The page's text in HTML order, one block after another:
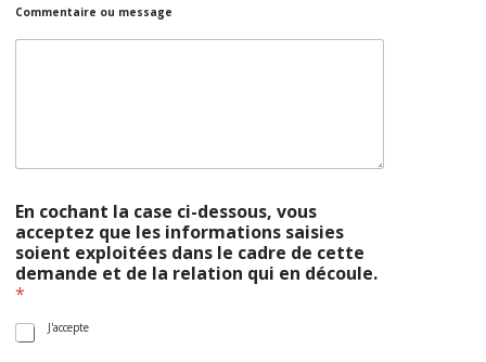
Commentaire ou message
e
m
a
n
d
r
En cochant la case ci-dessous, vous
acceptez que les informations saisies
soient exploitées dans le cadre de cette
demande et de la relation qui en découle.
*
J'accepte